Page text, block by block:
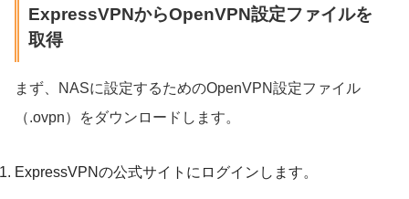
ExpressVPNからOpenVPN設定ファイルを
取得
まず、NASに設定するためのOpenVPN設定ファイル
（.ovpn）をダウンロードします。
ExpressVPNの公式サイトにログインします。